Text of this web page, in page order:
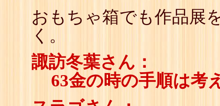
おもちゃ箱でも作品展
く。
諏訪冬葉さん：
63金の時の手順は考